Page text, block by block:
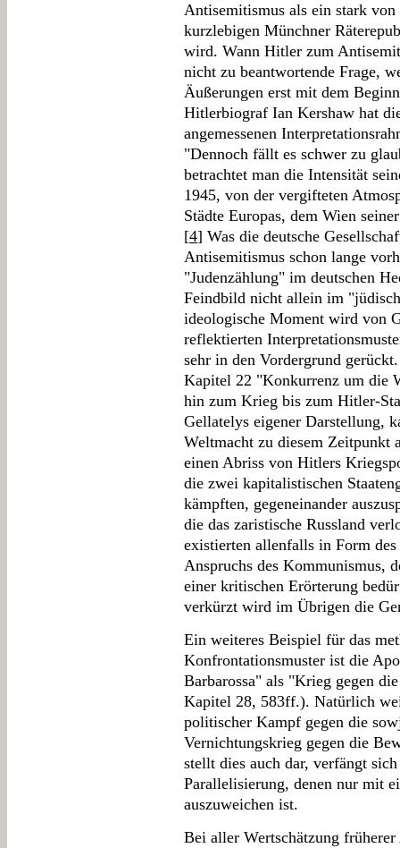
Antisemitismus als ein stark
kurzlebigen Münchner
wird. Wann Hitler zum
nicht zu beantwortende Frage,
Äußerungen erst mit dem
Hitlerbiograf Ian Kershaw hat
angemessenen
"Dennoch fällt es schwer zu
betrachtet man die Intensität
1945, von der vergifteten
Städte Europas, dem Wien
[4] Was die deutsche
Antisemitismus schon lange
"Judenzählung" im deutschen
Feindbild nicht allein im
ideologische Moment wird von
reflektierten
sehr in den Vordergrund
Kapitel 22 "Konkurrenz um die
hin zum Krieg bis zum Hitler-
Gellatelys eigener Darstellung,
Weltmacht zu diesem Zeitpunkt
einen Abriss von Hitlers
die zwei kapitalistischen
kämpften, gegeneinander
die das zaristische Russland
existierten allenfalls in Form
Anspruchs des Kommunismus,
einer kritischen Erörterung
verkürzt wird im Übrigen die
Ein weiteres Beispiel für das
Konfrontationsmuster ist die
Barbarossa" als "Krieg gegen
Kapitel 28, 583ff.). Natürlich
politischer Kampf gegen die
Vernichtungskrieg gegen die
stellt dies auch dar, verfängt
Parallelisierung, denen nur mit
auszuweichen ist.
Bei aller Wertschätzung